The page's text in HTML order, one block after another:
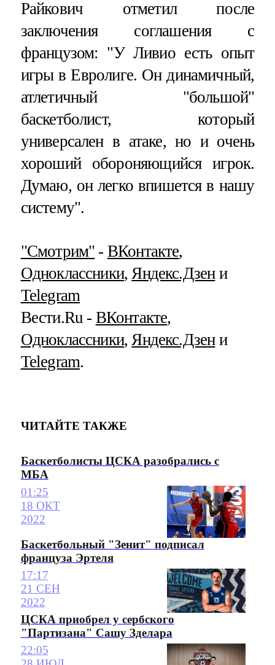
Райкович отметил после
заключения соглашения с
французом: "У Ливио есть опыт
игры в Евролиге. Он динамичный,
атлетичный "большой"
баскетболист, который
универсален в атаке, но и очень
хороший обороняющийся игрок.
Думаю, он легко впишется в нашу
систему".
"Смотрим" ‐ ВКонтакте,
Одноклассники,Яндекс.Дзени
Telegram
Вести.Ru ‐ ВКонтакте,
Одноклассники,Яндекс.Дзени
Telegram.
ЧИТАЙТЕ ТАКЖЕ
Баскетболисты ЦСКА разобрались с
МБА
01:25
18 ОКТ
2022
Баскетбольный "Зенит" подписал
француза Эртеля
17:17
21 СЕН
2022
ЦСКА приобрел у сербского
"Партизана" Сашу Зделара
22:05